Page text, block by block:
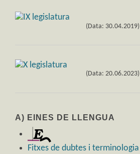
(Data: 30.04.2019)
(Data: 20.06.2023)
A) EINES DE LLENGUA
Fitxes de dubtes i terminologia